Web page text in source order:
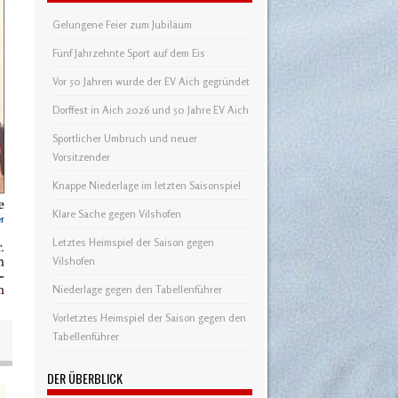
Gelungene Feier zum Jubiläum
Fünf Jahrzehnte Sport auf dem Eis
Vor 50 Jahren wurde der EV Aich gegründet
Dorffest in Aich 2026 und 50 Jahre EV Aich
Sportlicher Umbruch und neuer
Vorsitzender
Knappe Niederlage im letzten Saisonspiel
Klare Sache gegen Vilshofen
Letztes Heimspiel der Saison gegen
Vilshofen
Niederlage gegen den Tabellenführer
Vorletztes Heimspiel der Saison gegen den
Tabellenführer
DER ÜBERBLICK